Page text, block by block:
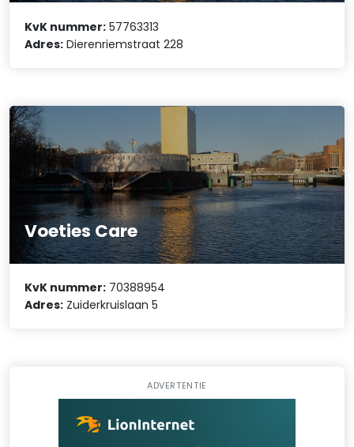
KvK nummer: 57763313
Adres: Dierenriemstraat 228
Voeties Care
KvK nummer: 70388954
Adres: Zuiderkruislaan 5
ADVERTENTIE